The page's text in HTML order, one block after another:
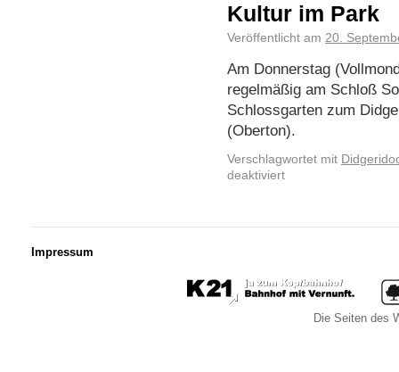
Kultur im Park
Veröffentlicht am 20.
Am Donnerstag
regelmäßig am Schloß
Schlossgarten zum
(Oberton).
Verschlagwortet mit
deaktiviert
Impressum
Die Seiten des